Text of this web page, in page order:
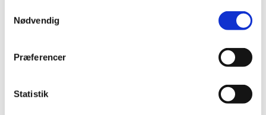
Nødvendig
Præferencer
Statistik
TID
2025 (158)